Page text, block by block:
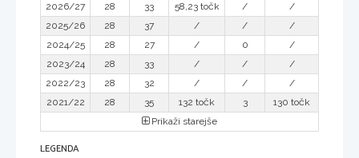
2026/27
28 33 58,23 točk /
/
2025/26
28 37 / /
/
2024/25
28 27 / 0
/
2023/24
28 33 / /
/
2022/23
28 32 / /
/
2021/22
28 35 132 točk 3
130 točk
Prikaži starejše
LEGENDA